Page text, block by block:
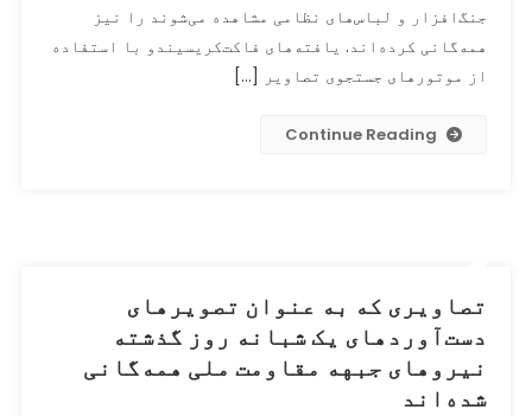
در
بهارک
قرار
جنگ‌افزار و لباس‌های نظامی مشاهده می‌شوند را نیز
همه‌گانی کرده‌اند. یافته‌های فاکت‌کریسیندو با استفاده
از موتورهای جستجوی تصاویر […]
Continue Reading
تصاویری که به عنوان تصویرهای
دست‌آوردهای یک شبانه روز گذشته
نیروهای جبهه مقاومت ملی همه‌گانی
شده‌اند